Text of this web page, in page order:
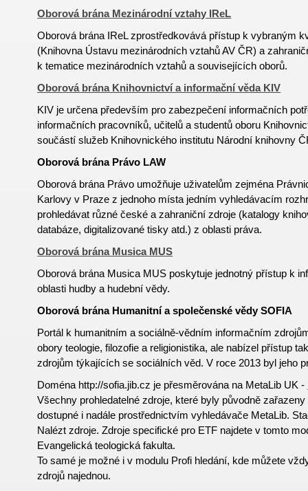
Oborová brána Mezinárodní vztahy IReL
Oborová brána IReL zprostředkovává přístup k vybraným
(Knihovna Ústavu mezinárodních vztahů AV ČR) a
k tematice mezinárodních vztahů a souvisejících oborů.
Oborová brána Knihovnictví a informační věda KIV
KIV je určena především pro zabezpečení informačních
informačních pracovníků, učitelů a studentů oboru
součástí služeb Knihovnického institutu Národní knihovny
Oborová brána Právo LAW
Oborová brána Právo umožňuje uživatelům zejména
Karlovy v Praze z jednoho místa jedním vyhledávacím
prohledávat různé české a zahraniční zdroje (katalogy
databáze, digitalizované tisky atd.) z oblasti práva.
Oborová brána Musica MUS
Oborová brána Musica MUS poskytuje jednotný přístup k
oblasti hudby a hudební vědy.
Oborová brána Humanitní a společenské vědy SOFIA
Portál k humanitním a sociálně-vědním informačním
obory teologie, filozofie a religionistika, ale nabízel přístup
zdrojům týkajících se sociálních věd. V roce 2013 byl jeho
Doména http://sofia.jib.cz je přesměrována na MetaLib UK -
Všechny prohledatelné zdroje, které byly původně
dostupné i nadále prostřednictvím vyhledávače MetaLib.
Nalézt zdroje. Zdroje specifické pro ETF najdete v tomto
Evangelická teologická fakulta.
To samé je možné i v modulu Profi hledání, kde můžete
zdrojů najednou.